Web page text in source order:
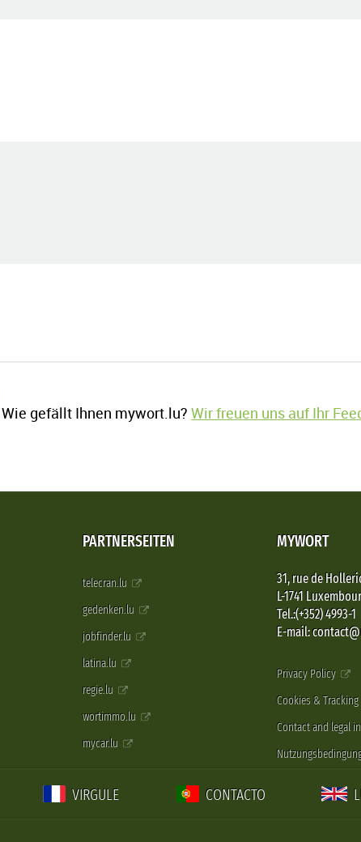
Wie gefällt Ihnen mywort.lu?Wir freuen uns auf Ihr
PARTNERSEITEN
telecran.lu
gedenken.lu
jobfinder.lu
latina.lu
regie.lu
wortimmo.lu
mycar.lu
MYWORT
31, rue de
L-1741
Tel.:(+352) 4993-1
E-mail:
Privacy Policy
Cookies & Tracking
Contact and legal
VIRGULE CONTACTO